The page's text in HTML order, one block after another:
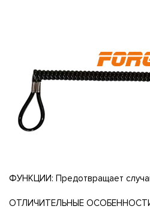
ФУНКЦИИ: Предотвращает
ОТЛИЧИТЕЛЬНЫЕ